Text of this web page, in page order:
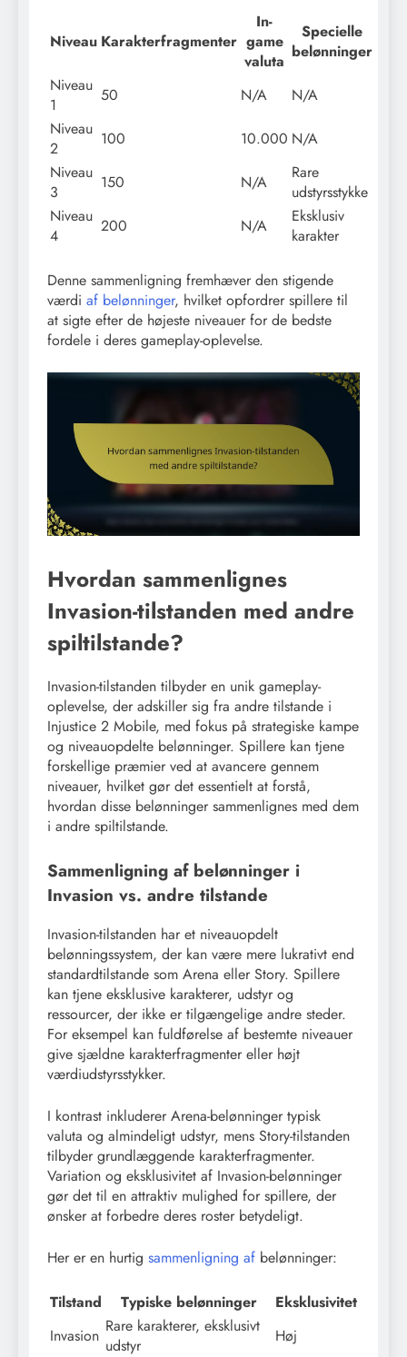
Niveau Karakterfragmenter
In-
game
valuta
Specielle
belønninger
Niveau
1
50 N/A
N/A
Niveau
2
100 10.000 N/A
Niveau
3
150 N/A
Rare
udstyrsstykke
Niveau
4
200 N/A
Eksklusiv
karakter
Denne sammenligning fremhæver den stigende
værdi af belønninger, hvilket opfordrer spillere til
at sigte efter de højeste niveauer for de bedste
fordele i deres gameplay-oplevelse.
Hvordan sammenlignes
Invasion-tilstanden med andre
spiltilstande?
Invasion-tilstanden tilbyder en unik gameplay-
oplevelse, der adskiller sig fra andre tilstande i
Injustice 2 Mobile, med fokus på strategiske kampe
og niveauopdelte belønninger. Spillere kan tjene
forskellige præmier ved at avancere gennem
niveauer, hvilket gør det essentielt at forstå,
hvordan disse belønninger sammenlignes med dem
i andre spiltilstande.
Sammenligning af belønninger i
Invasion vs. andre tilstande
Invasion-tilstanden har et niveauopdelt
belønningssystem, der kan være mere lukrativt end
standardtilstande som Arena eller Story. Spillere
kan tjene eksklusive karakterer, udstyr og
ressourcer, der ikke er tilgængelige andre steder.
For eksempel kan fuldførelse af bestemte niveauer
give sjældne karakterfragmenter eller højt
værdiudstyrsstykker.
I kontrast inkluderer Arena-belønninger typisk
valuta og almindeligt udstyr, mens Story-tilstanden
tilbyder grundlæggende karakterfragmenter.
Variation og eksklusivitet af Invasion-belønninger
gør det til en attraktiv mulighed for spillere, der
ønsker at forbedre deres roster betydeligt.
Her er en hurtig sammenligning af belønninger:
Tilstand Typiske belønninger
Eksklusivitet
Invasion Rare karakterer, eksklusivt
udstyr
Høj